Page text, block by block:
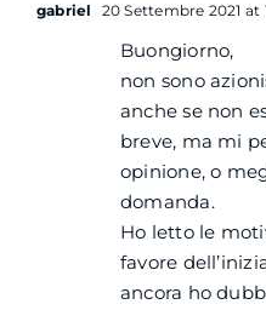
gabriel 20 Settembre 2021 at
Buongiorno,
non sono
anche se non
breve, ma mi
opinione, o
domanda.
Ho letto le
favore
ancora ho